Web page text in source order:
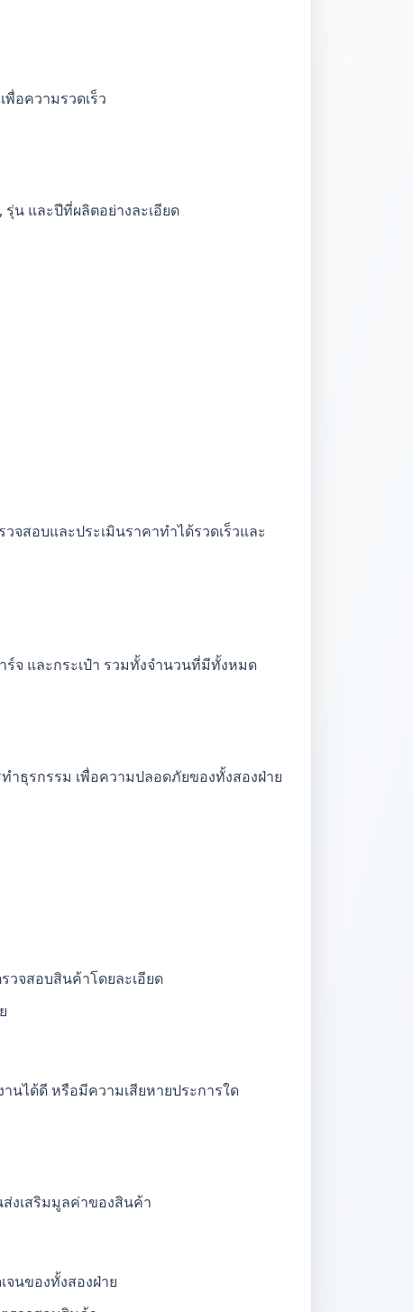
อความรวดเร็ว
น และปีที่ผลิตอย่างละเอียด
สอบและประเมินราคาทำได้รวดเร็วและ
จ และกระเป๋า รวมทั้งจำนวนที่มีทั้งหมด
ำธุรกรรม เพื่อความปลอดภัยของทั้งสองฝ่าย
วจสอบสินค้าโดยละเอียด
นได้ดี หรือมีความเสียหายประการใด
งเสริมมูลค่าของสินค้า
จนของทั้งสองฝ่าย